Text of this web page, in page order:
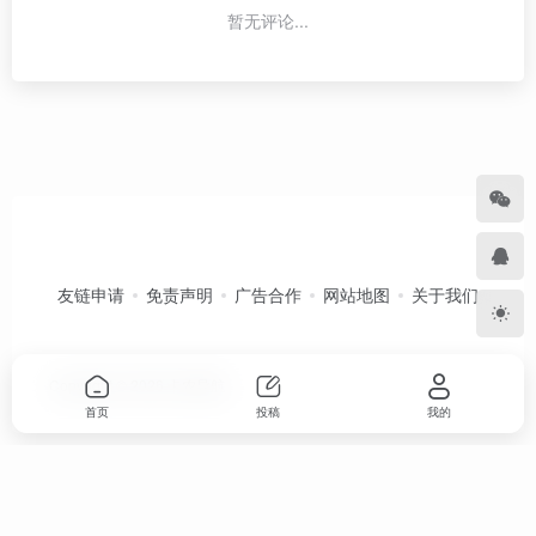
暂无评论...
友链申请 免责声明 广告合作 网站地图 关于我们
Copyright © 2026
首页 投稿 我的